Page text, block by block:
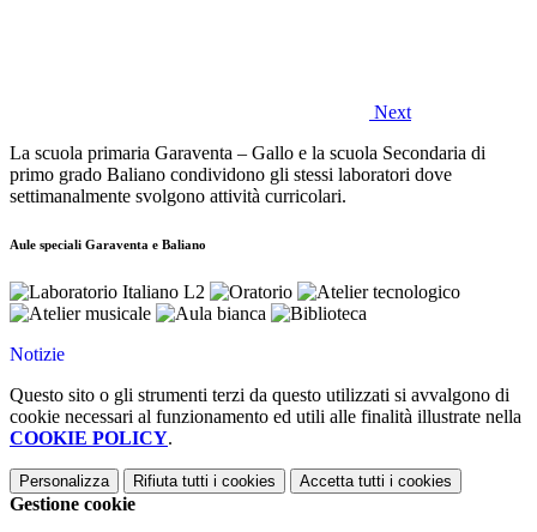
Next
La scuola primaria Garaventa – Gallo e la scuola Secondaria di
primo grado Baliano condividono gli stessi laboratori dove
settimanalmente svolgono attività curricolari.
Aule speciali Garaventa e Baliano
Notizie
Questo sito o gli strumenti terzi da questo utilizzati si avvalgono di
cookie necessari al funzionamento ed utili alle finalità illustrate nella
COOKIE POLICY.
Personalizza Rifiuta tutti i cookies Accetta tutti i cookies
Gestione cookie